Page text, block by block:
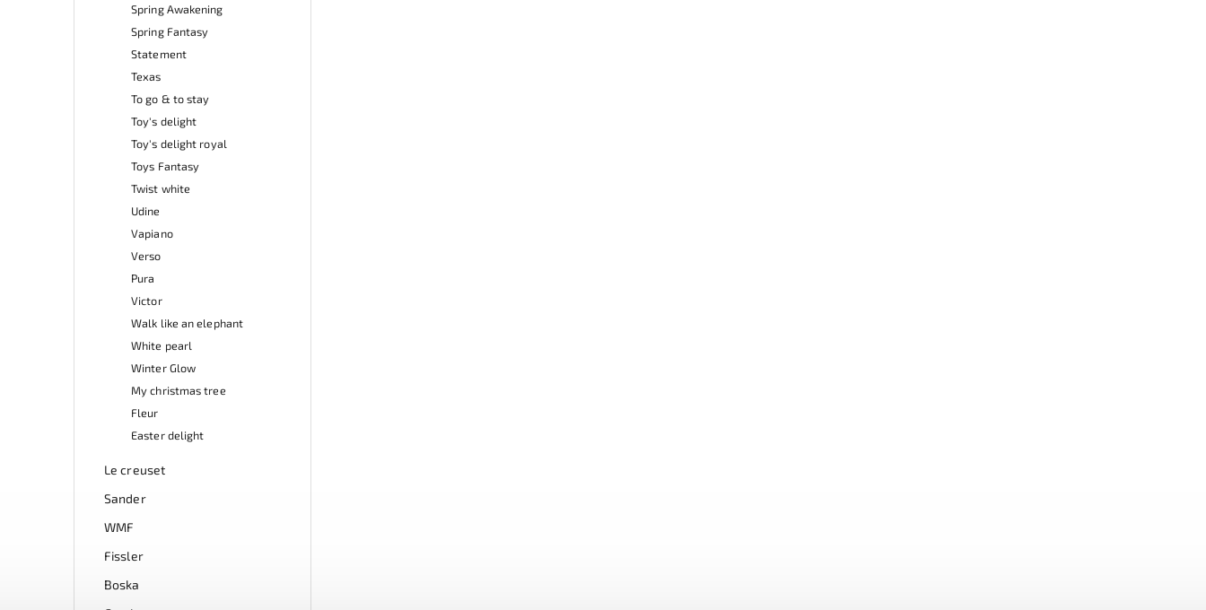
Spring Awakening
Spring Fantasy
Statement
Texas
To go & to stay
Toy's delight
Toy's delight royal
Toys Fantasy
Twist white
Udine
Vapiano
Verso
Pura
Victor
Walk like an elephant
White pearl
Winter Glow
My christmas tree
Fleur
Easter delight
Le creuset
Sander
WMF
Fissler
Boska